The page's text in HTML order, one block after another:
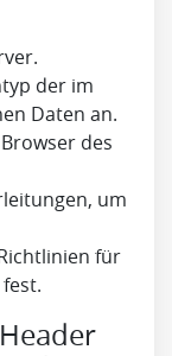
der im
Daten an.
des
um
für